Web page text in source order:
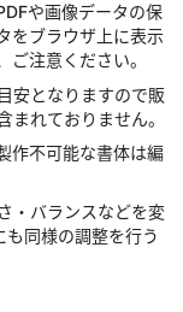
や画像データの保
をブラウザ上に表示
ご注意ください。
安となりますので販
まれておりません。
作不可能な書体は編
・バランスなどを変
同様の調整を行う